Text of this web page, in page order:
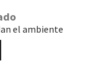
el ambiente